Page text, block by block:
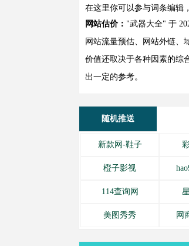
在这里你可以参与词条编辑
网站估价： "武器大全" 于
网站流量预估、网站外链、
价值还取决于各种因素的综
出一定的参考。
随机推送
新款网-鞋子
橙子影视
114查询网
美图秀秀 网